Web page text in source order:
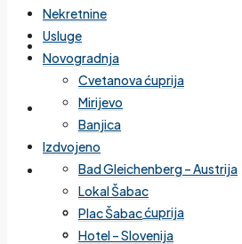
Nekretnine
Usluge
Novogradnja
Cvetanova ćuprija
Mirijevo
Nekretnine
Usluge
Novogradnja
Cvetanova ćuprija
Mirijevo
Banjica
Izdvojeno
Bad Gleichenberg – Austrija
Lokal Šabac
Plac Šabac
Hotel – Slovenija